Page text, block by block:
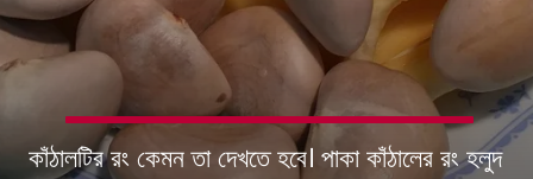
কাঁঠালটির রং কেমন তা দেখতে হবে। পাকা কাঁঠালের রং হলুদ